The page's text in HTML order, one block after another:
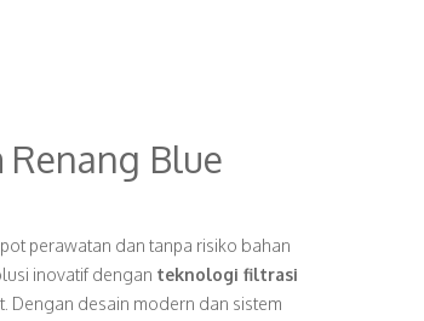
Renang Blue
perawatan dan tanpa risiko bahan
inovatif dengan teknologi filtrasi
Dengan desain modern dan sistem